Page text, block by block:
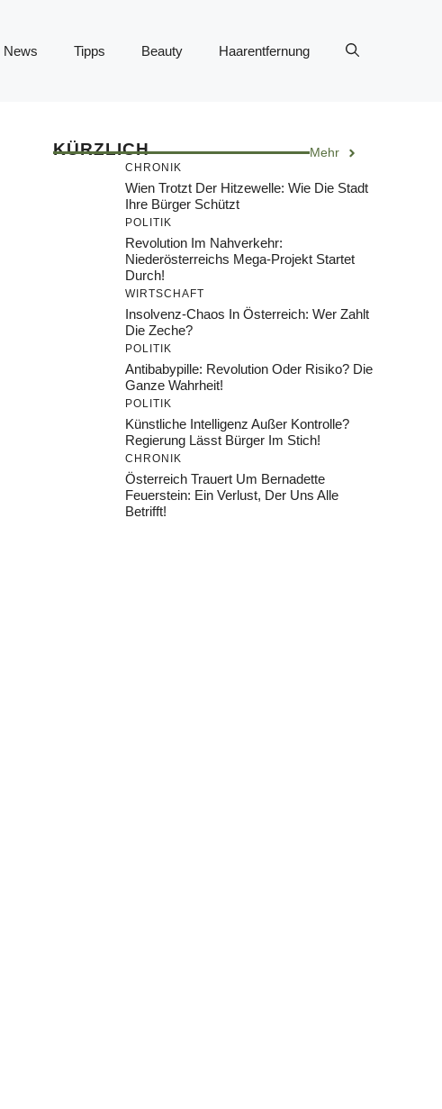
News Tipps Beauty Haarentfernung
KÜRZLICH Mehr
CHRONIK
Wien Trotzt Der Hitzewelle: Wie Die Stadt
Ihre Bürger Schützt
POLITIK
Revolution Im Nahverkehr:
Niederösterreichs Mega-Projekt Startet
Durch!
WIRTSCHAFT
Insolvenz-Chaos In Österreich: Wer Zahlt
Die Zeche?
POLITIK
Antibabypille: Revolution Oder Risiko? Die
Ganze Wahrheit!
POLITIK
Künstliche Intelligenz Außer Kontrolle?
Regierung Lässt Bürger Im Stich!
CHRONIK
Österreich Trauert Um Bernadette
Feuerstein: Ein Verlust, Der Uns Alle
Betrifft!